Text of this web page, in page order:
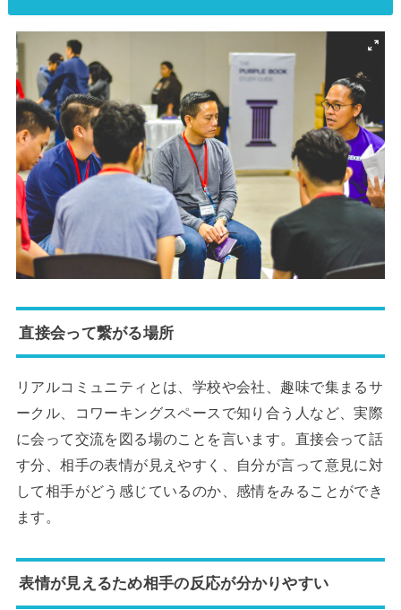
直接会って繋がる場所
リアルコミュニティとは、学校や会社、趣味で集まるサ
ークル、コワーキングスペースで知り合う人など、実際
に会って交流を図る場のことを言います。直接会って話
す分、相手の表情が見えやすく、自分が言って意見に対
して相手がどう感じているのか、感情をみることができ
ます。
表情が見えるため相手の反応が分かりやすい